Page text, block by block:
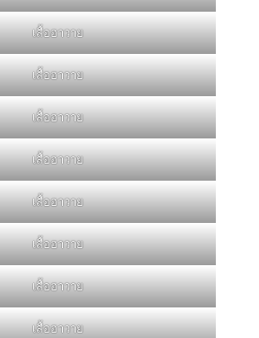
เสื้อฮาวาย
เสื้อฮาวาย
เสื้อฮาวาย
เสื้อฮาวาย
เสื้อฮาวาย
เสื้อฮาวาย
เสื้อฮาวาย
เสื้อฮาวาย